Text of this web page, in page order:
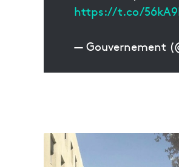
https://t.co/
— Gouvernement